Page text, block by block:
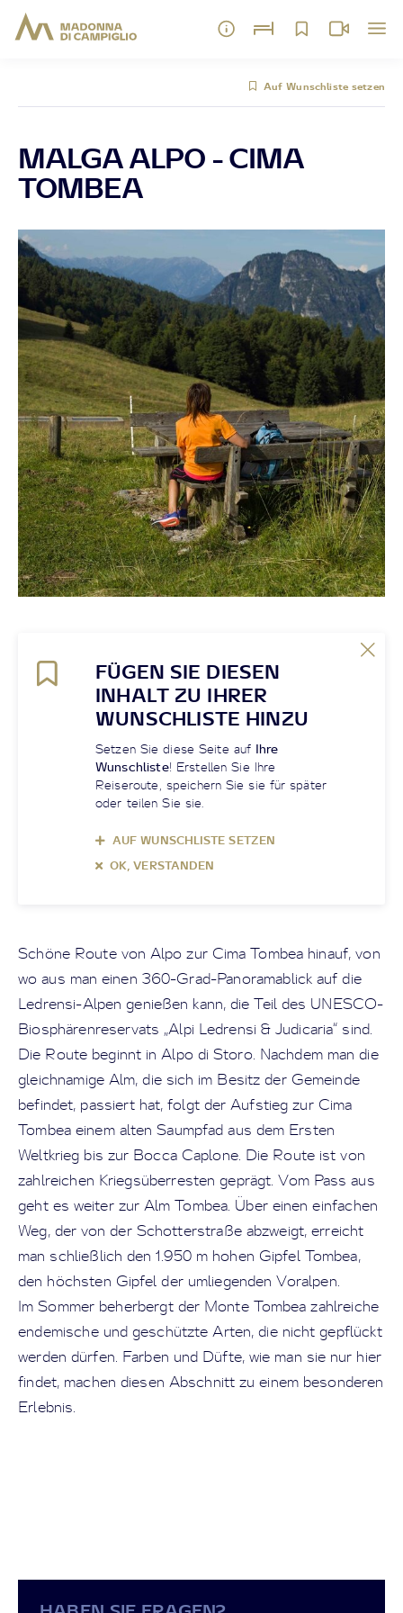
Auf Wunschliste setzen
MALGA ALPO - CIMA
TOMBEA
FÜGEN SIE DIESEN
INHALT ZU IHRER
WUNSCHLISTE HINZU
Setzen Sie diese Seite auf Ihre
Wunschliste! Erstellen Sie Ihre
Reiseroute, speichern Sie sie für später
oder teilen Sie sie.
AUF WUNSCHLISTE SETZEN
OK, VERSTANDEN
Schöne Route von Alpo zur Cima Tombea hinauf, von
wo aus man einen 360-Grad-Panoramablick auf die
Ledrensi-Alpen genießen kann, die Teil des UNESCO-
Biosphärenreservats „Alpi Ledrensi & Judicaria“ sind.
Die Route beginnt in Alpo di Storo. Nachdem man die
gleichnamige Alm, die sich im Besitz der Gemeinde
befindet, passiert hat, folgt der Aufstieg zur Cima
Tombea einem alten Saumpfad aus dem Ersten
Weltkrieg bis zur Bocca Caplone. Die Route ist von
zahlreichen Kriegsüberresten geprägt. Vom Pass aus
geht es weiter zur Alm Tombea. Über einen einfachen
Weg, der von der Schotterstraße abzweigt, erreicht
man schließlich den 1.950 m hohen Gipfel Tombea,
den höchsten Gipfel der umliegenden Voralpen.
Im Sommer beherbergt der Monte Tombea zahlreiche
endemische und geschützte Arten, die nicht gepflückt
werden dürfen. Farben und Düfte, wie man sie nur hier
findet, machen diesen Abschnitt zu einem besonderen
Erlebnis.